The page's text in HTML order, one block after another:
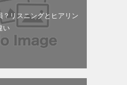
？リスニングとヒアリン
い